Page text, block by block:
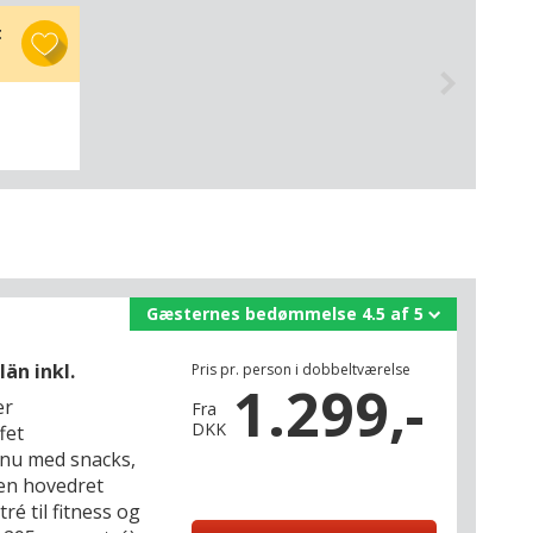
inkl.
med snacks,
hovedret
til fitness og
Pris pr. person i dobbeltværelse
Fra
DKK 1.299,-
Gæsternes bedømmelse 4.5 af 5